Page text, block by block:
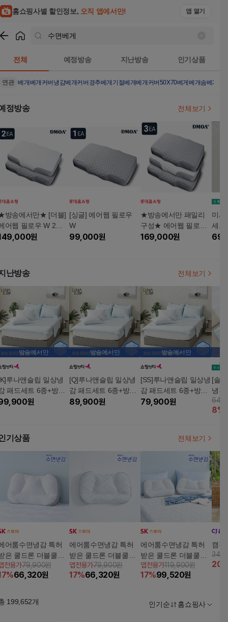
홈쇼핑사별 할인정보, 오직 앱에서만! 앱 열기
전체 예정방송 지난방송 인기상품
연관 베개베개커버 냉감베개커버 경추베개 기절베개베개커버50X70베게베개솜베게커
정방송 전체보기
방송에서만★ [더블]
어웹 필로우 W 2개
트
원
[싱글] 에어웹 필로우
W
99,000원
★방송에서만 패밀리
구성★ 에어웹 필로우
W 3개 세트
169,000원
미세
세트
난방송 전체보기
방송에서만
루나앤슬립 일상냉
패드세트 6종+방송
에만 베개솜2종
원
방송에서만
[Q]루나앤슬립 일상냉
감 패드세트 6종+방송
중에만 베개솜2종
89,900원
방송에서만
[SS]루나앤슬립 일상냉
감 패드세트 6종+방송
중에만 베개솜2종
79,900원
[솔
냉감
개
8%
기상품 전체보기
어룸수면냉감 특허
은 쿨드론 더블쿨링
감베개 1개
전용가79,900원
%66,320원
에어룸수면냉감 특허
받은 쿨드론 더블쿨링
냉감 베개(크리스탈에
디션)
앱전용가79,900원
17%66,320원
에어룸수면냉감 특허
받은 쿨드론 더블쿨링
냉감 베개 1+1 세트(크
리스탈에디션)
앱전용가119,900원
17%99,520원
캠핑
20
199,652개 인기순 홈쇼핑사